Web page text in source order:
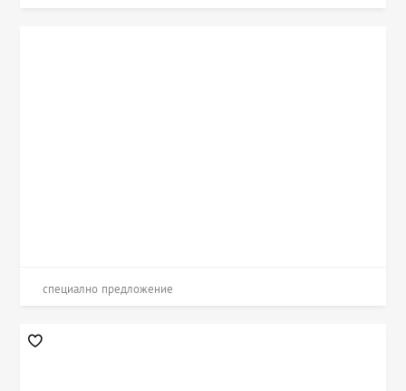
специално предложение